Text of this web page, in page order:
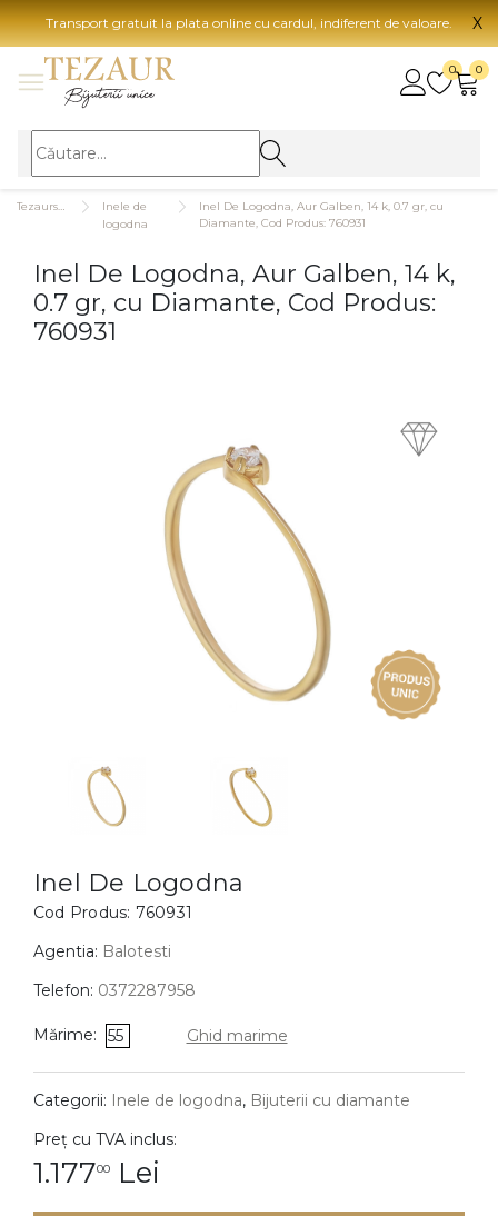
Transport gratuit la plata online cu cardul, indiferent de valoare. X
0 0
BIJUTERII
BIJUTERII FEMEI
Inele
Bratari
Coliere
BIJUTERII COPII
Bratari
Coliere
Lanturi
Pandantive
DIAMANTE
Inele
Cercei
Bratari
Inele de
logodna
Inel De Logodna, Aur Galben, 14 k, 0.7 gr, cu
Diamante, Cod Produs: 760931
Inel De Logodna, Aur Galben, 14 k,
0.7 gr, cu Diamante, Cod Produs:
760931
Inel De Logodna
Cod Produs: 760931
Agentia: Balotesti
Telefon: 0372287958
Mărime: 55 Ghid marime
Categorii: Inele de logodna, Bijuterii cu diamante
Preț cu TVA inclus:
1.17700 Lei